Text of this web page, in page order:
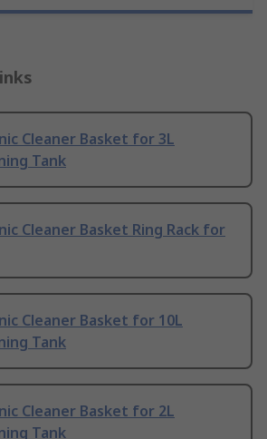
Cleaner Basket for 3L
Tank
Cleaner Basket Ring Rack for
Cleaner Basket for 10L
Tank
Cleaner Basket for 2L
Tank